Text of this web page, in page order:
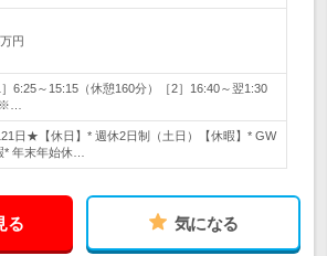
円
6:25～15:15（休憩160分）［2］16:40～翌1:30
※…
日★【休日】* 週休2日制（土日）【休暇】* GW
* 年末年始休…
る 気になる